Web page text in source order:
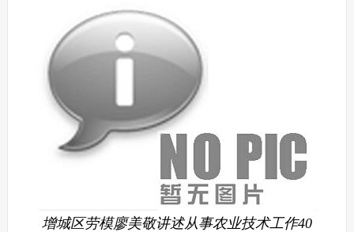
增城区劳模廖美敬讲述从事农业技术工作40